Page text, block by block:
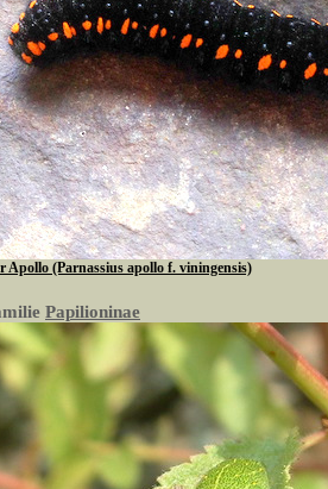
Apollo (Parnassius apollo f. viningensis)
Papilioninae